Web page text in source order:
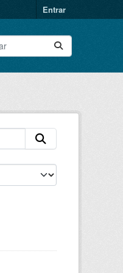
Entrar